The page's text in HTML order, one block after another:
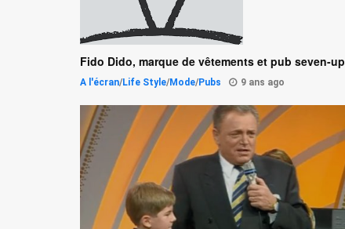
Fido Dido, marque de vêtements et pub seven-up
A l'écran/Life Style/Mode/Pubs 9 ans ago